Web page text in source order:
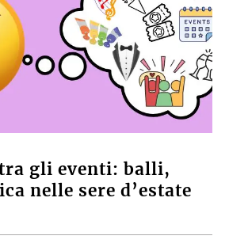
gli eventi: balli,
nelle sere d’estate